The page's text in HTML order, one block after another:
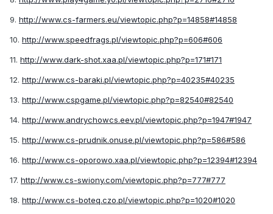
9. http://www.cs-farmers.eu/viewtopic.php?p=14858#14858
10. http://www.speedfrags.pl/viewtopic.php?p=606#606
11. http://www.dark-shot.xaa.pl/viewtopic.php?p=171#171
12. http://www.cs-baraki.pl/viewtopic.php?p=40235#40235
13. http://www.cspgame.pl/viewtopic.php?p=82540#82540
14. http://www.andrychowcs.eev.pl/viewtopic.php?p=1947#1947
15. http://www.cs-prudnik.onuse.pl/viewtopic.php?p=586#586
16. http://www.cs-oporowo.xaa.pl/viewtopic.php?p=12394#12394
17. http://www.cs-swiony.com/viewtopic.php?p=777#777
18. http://www.cs-boteq.czo.pl/viewtopic.php?p=1020#1020